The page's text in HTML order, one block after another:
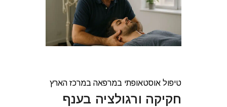
טיפול אוסטאופתי במרפאה במרכז הארץ
חקיקה ורגולציה בענף